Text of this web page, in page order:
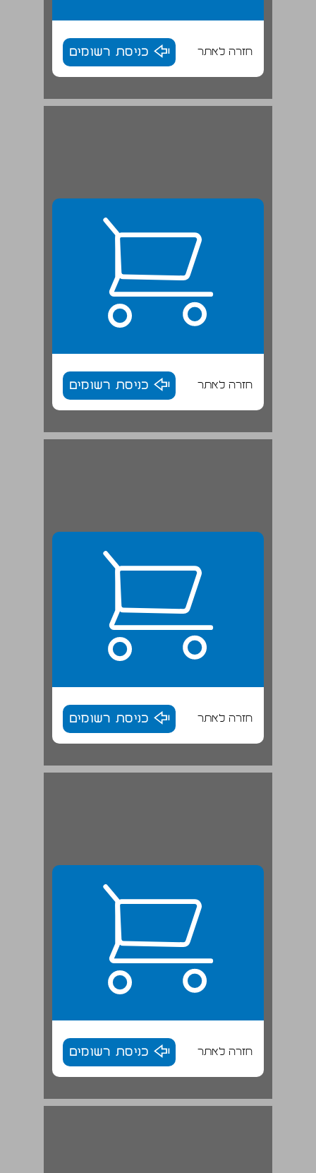
חזרה לאתר כניסת רשומים
חזרה לאתר כניסת רשומים
חזרה לאתר כניסת רשומים
חזרה לאתר כניסת רשומים